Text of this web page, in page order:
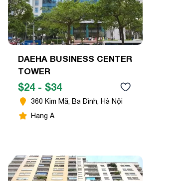
DAEHA BUSINESS CENTER
TOWER
$24 - $34
360 Kim Mã, Ba Đình, Hà Nội
Hạng A